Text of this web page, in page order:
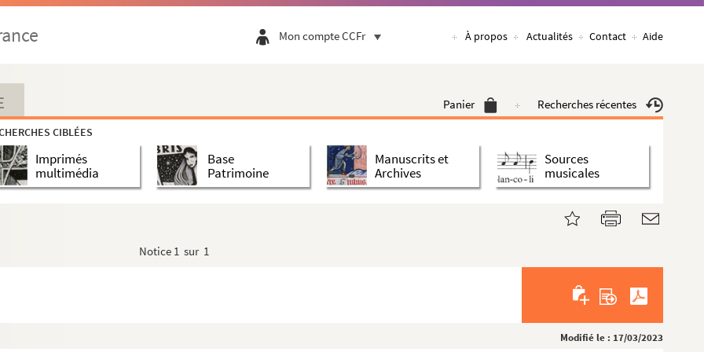
Mon compte CCFr À propos Actualités Contact Aide
Panier Recherches récentes
CIBLÉES
Imprimés
multimédia
Base
Patrimoine
Manuscrits et
Archives
Sources
musicales
Notice 1 sur 1
Modifié le : 17/03/2023